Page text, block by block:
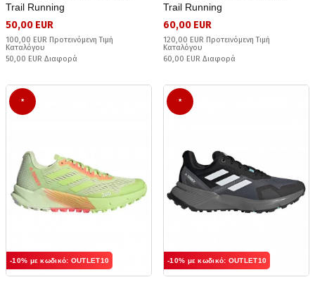
Trail Running
50,00 EUR
100,00 EUR Προτεινόμενη Τιμή
Καταλόγου
50,00 EUR Διαφορά
Trail Running
60,00 EUR
120,00 EUR Προτεινόμενη Τιμή
Καταλόγου
60,00 EUR Διαφορά
*
-10% με κωδικό: OUTLET10
*
-10% με κωδικό: OUTLET10